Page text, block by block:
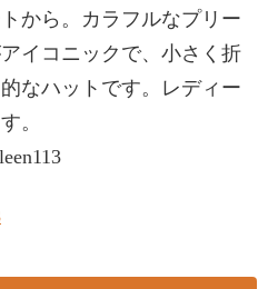
から。カラフルなプリー
イコニックで、小さく折
なハットです。レディー
。